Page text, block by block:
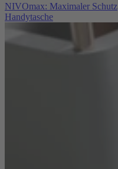
NIVOmax: Maximaler Schutz
Handytasche